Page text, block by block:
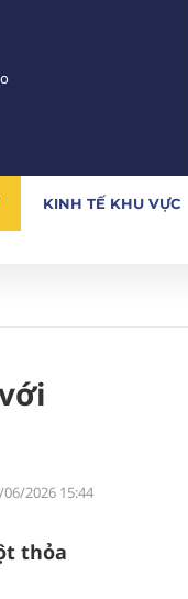
KINH TẾ KHU VỰC
06/2026 15:44
thỏa